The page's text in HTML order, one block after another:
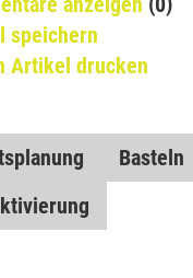
speichern
Artikel drucken
Basteln